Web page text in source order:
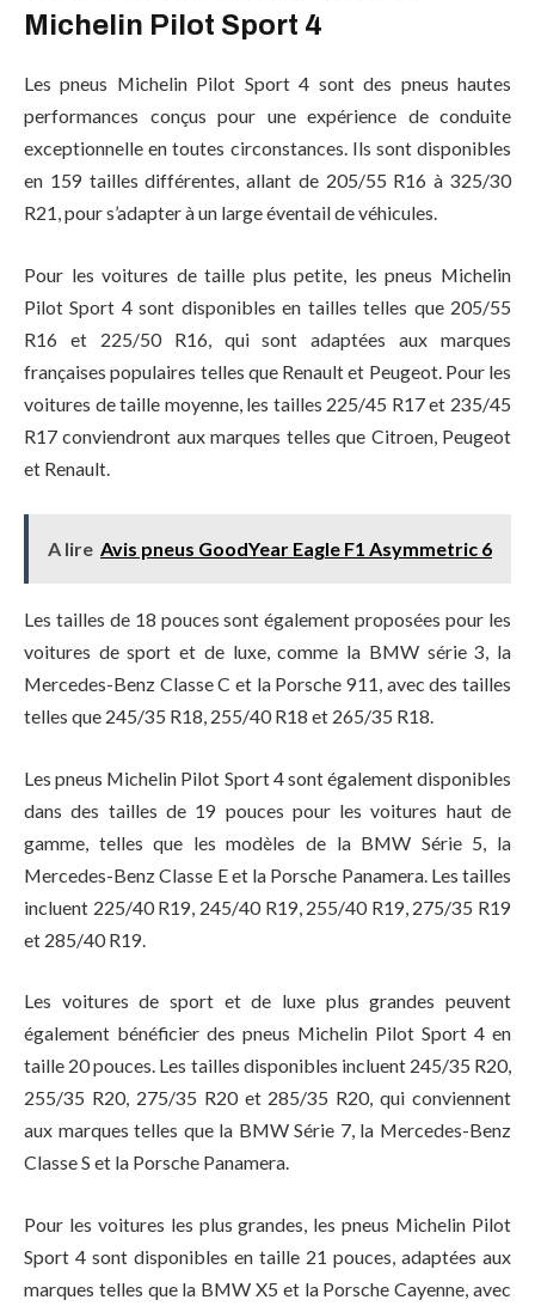
Michelin Pilot Sport 4
Les pneus Michelin Pilot Sport 4 sont des pneus hautes
performances conçus pour une expérience de conduite
exceptionnelle en toutes circonstances. Ils sont disponibles
en 159 tailles différentes, allant de 205/55 R16 à 325/30
R21, pour s’adapter à un large éventail de véhicules.
Pour les voitures de taille plus petite, les pneus Michelin
Pilot Sport 4 sont disponibles en tailles telles que 205/55
R16 et 225/50 R16, qui sont adaptées aux marques
françaises populaires telles que Renault et Peugeot. Pour les
voitures de taille moyenne, les tailles 225/45 R17 et 235/45
R17 conviendront aux marques telles que Citroen, Peugeot
et Renault.
A lire Avis pneus GoodYear Eagle F1 Asymmetric 6
Les tailles de 18 pouces sont également proposées pour les
voitures de sport et de luxe, comme la BMW série 3, la
Mercedes-Benz Classe C et la Porsche 911, avec des tailles
telles que 245/35 R18, 255/40 R18 et 265/35 R18.
Les pneus Michelin Pilot Sport 4 sont également disponibles
dans des tailles de 19 pouces pour les voitures haut de
gamme, telles que les modèles de la BMW Série 5, la
Mercedes-Benz Classe E et la Porsche Panamera. Les tailles
incluent 225/40 R19, 245/40 R19, 255/40 R19, 275/35 R19
et 285/40 R19.
Les voitures de sport et de luxe plus grandes peuvent
également bénéficier des pneus Michelin Pilot Sport 4 en
taille 20 pouces. Les tailles disponibles incluent 245/35 R20,
255/35 R20, 275/35 R20 et 285/35 R20, qui conviennent
aux marques telles que la BMW Série 7, la Mercedes-Benz
Classe S et la Porsche Panamera.
Pour les voitures les plus grandes, les pneus Michelin Pilot
Sport 4 sont disponibles en taille 21 pouces, adaptées aux
marques telles que la BMW X5 et la Porsche Cayenne, avec